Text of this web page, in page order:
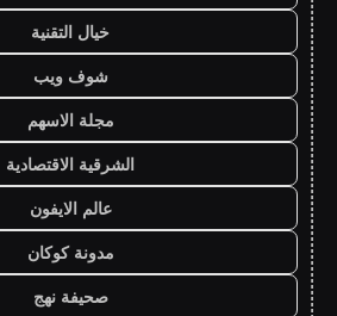
خيال التقنية
شوف ويب
مجلة الاسهم
الشرقية الاقتصادية
عالم الايفون
مدونة كوكان
صحيفة نهج